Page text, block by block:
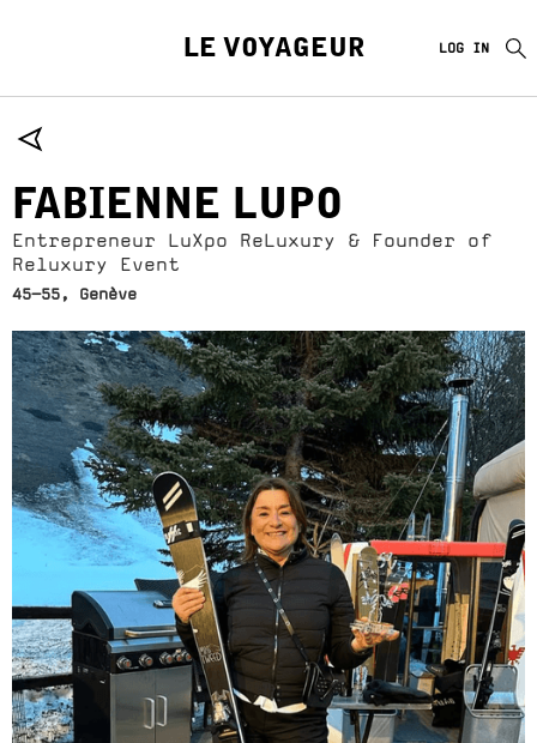
LE VOYAGEUR LOG IN
FABIENNE LUPO
Entrepreneur LuXpo ReLuxury & Founder of
Reluxury Event
45-55, Genève